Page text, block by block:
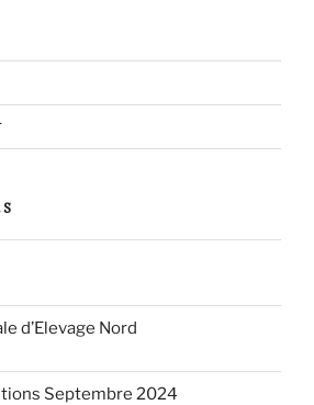
d’Elevage Nord
Septembre 2024